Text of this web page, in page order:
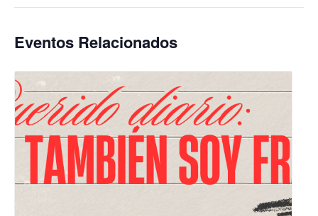
Eventos Relacionados